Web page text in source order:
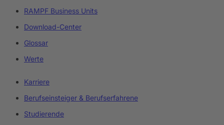
RAMPF Business Units
Download-Center
Glossar
Werte
Karriere
Berufseinsteiger & Berufserfahrene
Studierende